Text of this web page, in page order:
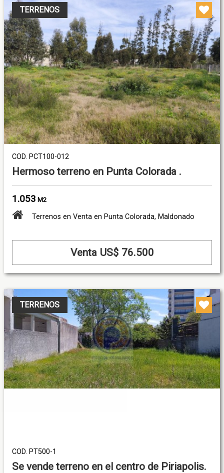
TERRENOS
COD. PCT100-012
Hermoso terreno en Punta Colorada .
1.053 M2
Terrenos en Venta en Punta Colorada, Maldonado
Venta US$ 76.500
TERRENOS
COD. PT500-1
Se vende terreno en el centro de Piriapolis.